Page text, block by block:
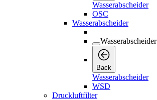
Wasserabscheider
OSC
Wasserabscheider
Wasserabscheider
Back
Wasserabscheider
WSD
Druckluftfilter